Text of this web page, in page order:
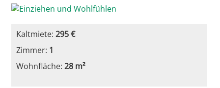
Kaltmiete:295 €
Zimmer: 1
Wohnfläche:28 m²